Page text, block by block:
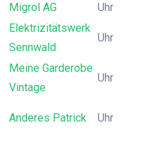
Migrol AG
Uhr
Elektrizitätswerk
Sennwald
Uhr
Meine Garderobe
Vintage
Uhr
Anderes Patrick Uhr